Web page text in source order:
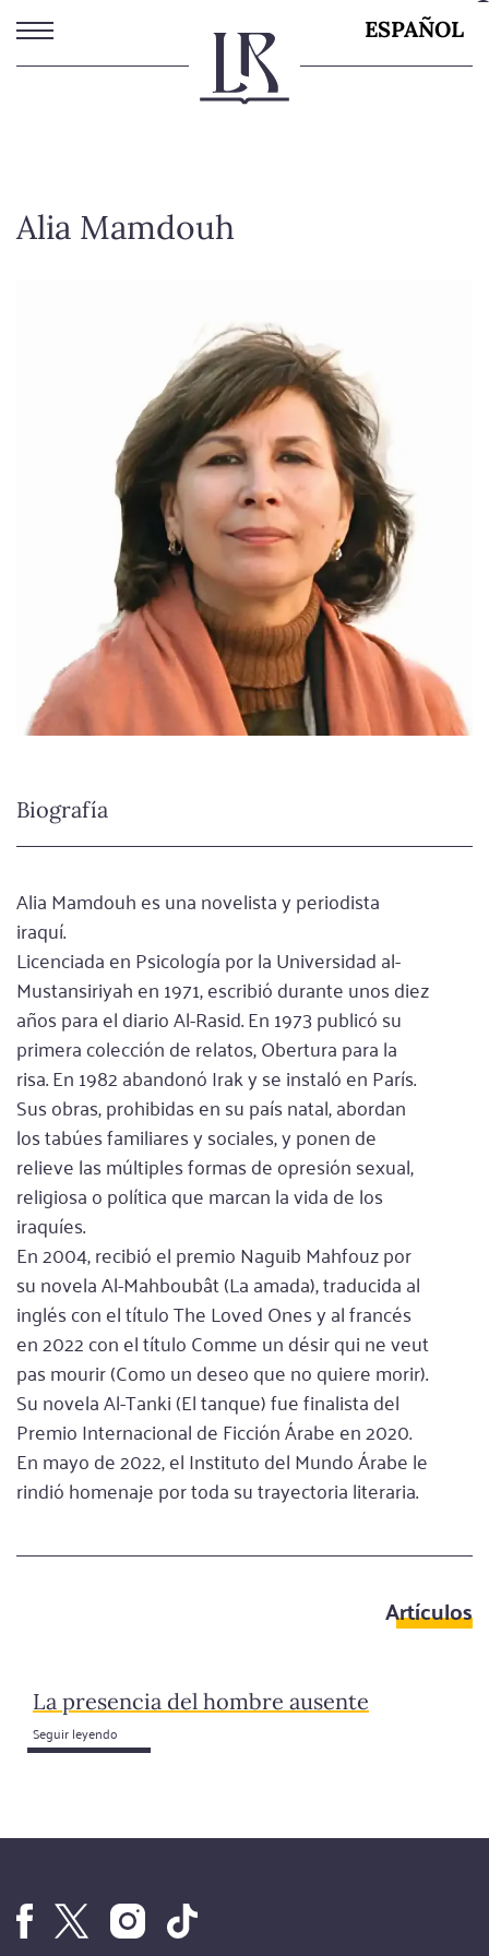
Pasar
contenido
ESPAÑOL
Alia Mamdouh
Biografía
Alia Mamdouh es una novelista y periodista
iraquí.
Licenciada en Psicología por la Universidad al-
Mustansiriyah en 1971, escribió durante unos diez
años para el diario Al-Rasid. En 1973 publicó su
primera colección de relatos, Obertura para la
risa. En 1982 abandonó Irak y se instaló en París.
Sus obras, prohibidas en su país natal, abordan
los tabúes familiares y sociales, y ponen de
relieve las múltiples formas de opresión sexual,
religiosa o política que marcan la vida de los
iraquíes.
En 2004, recibió el premio Naguib Mahfouz por
su novela Al-Mahboubât (La amada), traducida al
inglés con el título The Loved Ones y al francés
en 2022 con el título Comme un désir qui ne veut
pas mourir (Como un deseo que no quiere morir).
Su novela Al-Tanki (El tanque) fue finalista del
Premio Internacional de Ficción Árabe en 2020.
En mayo de 2022, el Instituto del Mundo Árabe le
rindió homenaje por toda su trayectoria literaria.
Artículos
La presencia del hombre ausente
Seguir leyendo